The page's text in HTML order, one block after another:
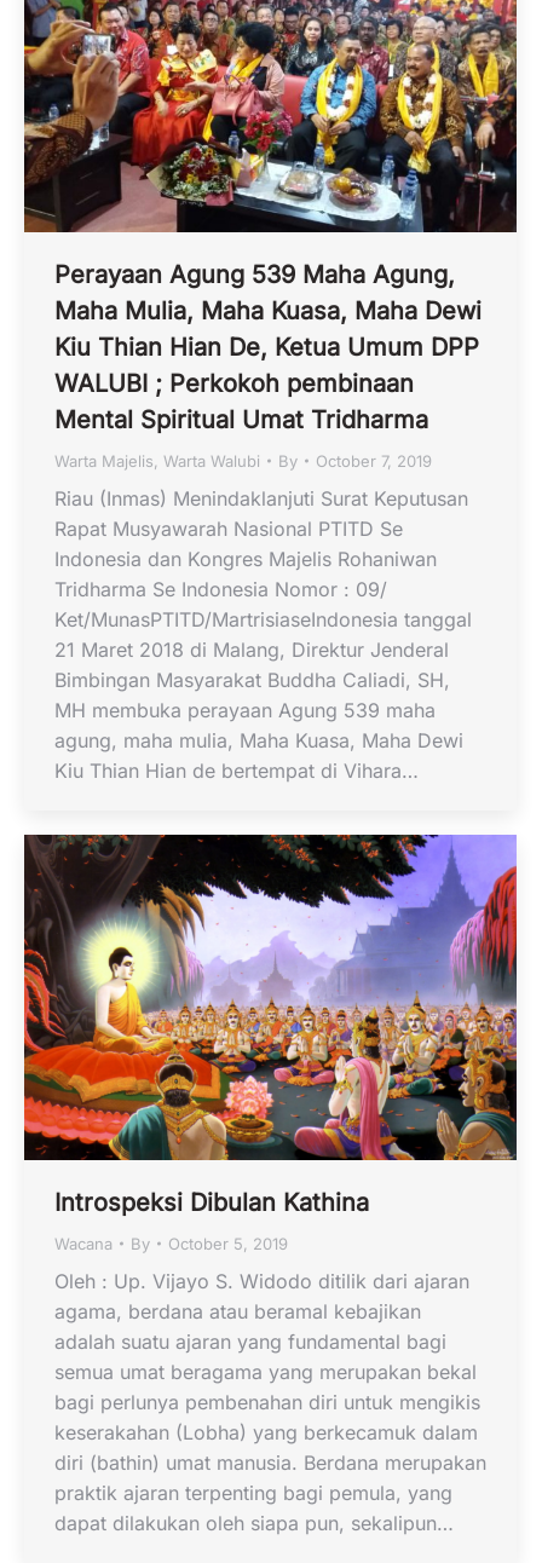
Perayaan Agung 539 Maha Agung,
Maha Mulia, Maha Kuasa, Maha Dewi
Kiu Thian Hian De, Ketua Umum DPP
WALUBI ; Perkokoh pembinaan
Mental Spiritual Umat Tridharma
Warta Majelis Warta Walubi By October 7, 2019
Riau (Inmas) Menindaklanjuti Surat Keputusan
Rapat Musyawarah Nasional PTITD Se
Indonesia dan Kongres Majelis Rohaniwan
Tridharma Se Indonesia Nomor : 09/
Ket/MunasPTITD/MartrisiaseIndonesia tanggal
21 Maret 2018 di Malang, Direktur Jenderal
Bimbingan Masyarakat Buddha Caliadi, SH,
MH membuka perayaan Agung 539 maha
agung, maha mulia, Maha Kuasa, Maha Dewi
Kiu Thian Hian de bertempat di Vihara…
Introspeksi Dibulan Kathina
Wacana By October 5, 2019
Oleh : Up. Vijayo S. Widodo ditilik dari ajaran
agama, berdana atau beramal kebajikan
adalah suatu ajaran yang fundamental bagi
semua umat beragama yang merupakan bekal
bagi perlunya pembenahan diri untuk mengikis
keserakahan (Lobha) yang berkecamuk dalam
diri (bathin) umat manusia. Berdana merupakan
praktik ajaran terpenting bagi pemula, yang
dapat dilakukan oleh siapa pun, sekalipun…